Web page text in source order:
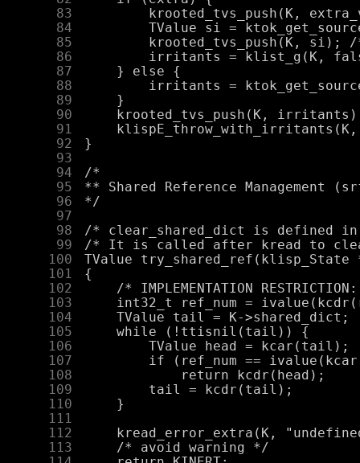
     83
     84
     85
     86
     87
     88
     89
     90
     91
     92
     93
     94
     95
     96
     97
     98
     99
    100
    101
    102
    103
    104
    105
    106
    107
    108
    109
    110
    111
    112
    113